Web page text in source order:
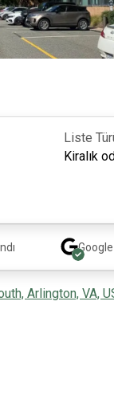
Liste
Kiralık
Google
Arlington, VA,